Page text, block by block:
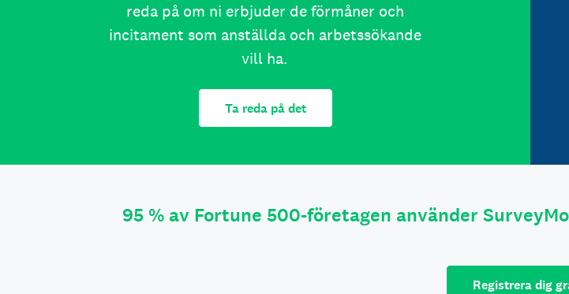
reda på om ni erbjuder de förmåner och
incitament som anställda och arbetssökande
vill ha.
Ta reda på det
95 % av Fortune 500-företagen använder
Registrera dig